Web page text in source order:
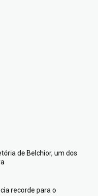
de Belchior, um dos
recorde para o